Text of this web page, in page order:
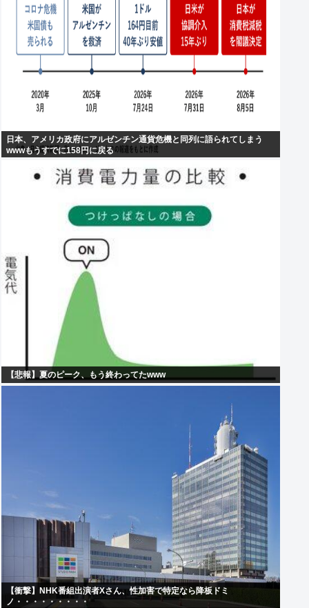
日本、アメリカ政府にアルゼンチン通貨危機と同列に語られてしまう
wwwもうすでに158円に戻る
【悲報】夏のピーク、もう終わってたwww
【衝撃】NHK番組出演者Xさん、性加害で特定なら降板ドミ
ノ・・・・・・・・・